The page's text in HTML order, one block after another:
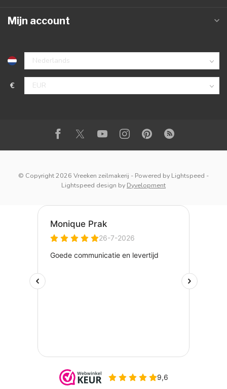
Mijn account
€
© Copyright 2026 Vreeken zeilmakerij - Powered by Lightspeed -
Lightspeed design by Dyvelopment